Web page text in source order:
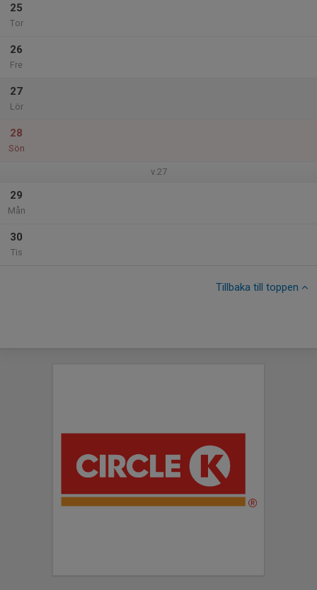
25
Tor
26
Fre
27
Lör
28
Sön
v.27
29
Mån
30
Tis
Tillbaka till toppen